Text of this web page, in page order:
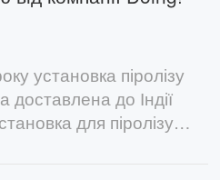
установка піролізу
доставлена ​​до Індії
для піролізу